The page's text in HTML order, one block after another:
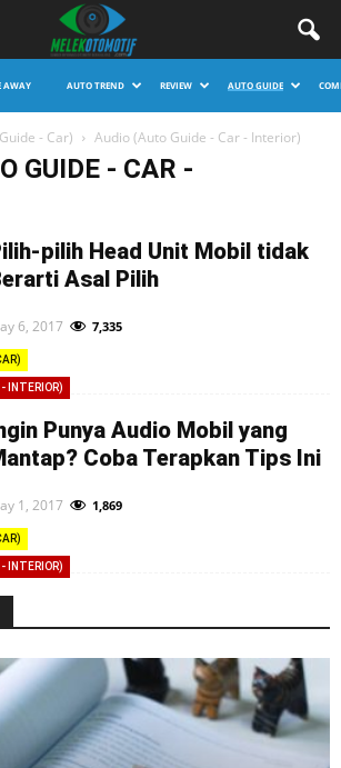
AWAY AUTO TREND REVIEW AUTO GUIDE
- Car) Audio (Auto Guide - Car - Interior)
GUIDE - CAR -
INTERIOR)
pilih Head Unit Mobil tidak
Asal Pilih
6, 2017 7,335
INTERIOR)
Punya Audio Mobil yang
Coba Terapkan Tips Ini
1, 2017 1,869